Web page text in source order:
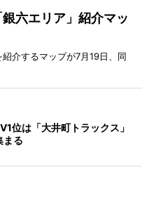
六エリア」紹介マッ
介するマップが7月19日、同
位は「大井町トラックス」
る